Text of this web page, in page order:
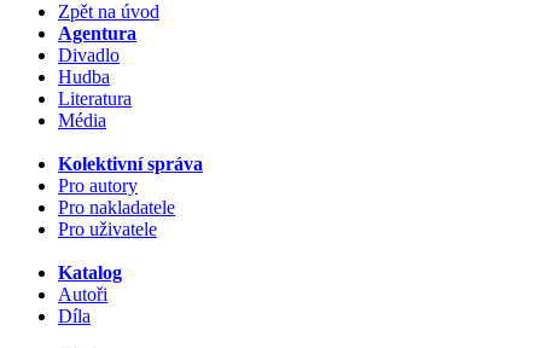
Zpět na úvod
Agentura
Divadlo
Hudba
Literatura
Média
Kolektivní správa
Pro autory
Pro nakladatele
Pro uživatele
Katalog
Autoři
Díla